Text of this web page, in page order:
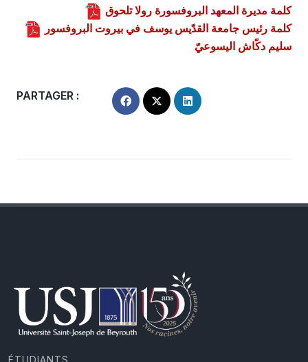
كلمة مديرة المعهد البروفسورة رولا تلحوق
كلمة رئيس جامعة القدّيس يوسف في بيروت البروفسور
سليم دكّاش اليسوعيّ
PARTAGER :
ÉTUDIANTS